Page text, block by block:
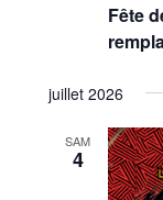
Fête
juillet 2026
SAM
4